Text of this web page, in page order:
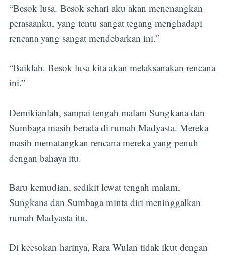
“Besok lusa. Besok sehari aku akan menenangkan
perasaanku, yang tentu sangat tegang menghadapi
rencana yang sangat mendebarkan ini.”
“Baiklah. Besok lusa kita akan melaksanakan rencana
ini.”
Demikianlah, sampai tengah malam Sungkana dan
Sumbaga masih berada di rumah Madyasta. Mereka
masih mematangkan rencana mereka yang penuh
dengan bahaya itu.
Baru kemudian, sedikit lewat tengah malam,
Sungkana dan Sumbaga minta diri meninggalkan
rumah Madyasta itu.
Di keesokan harinya, Rara Wulan tidak ikut dengan